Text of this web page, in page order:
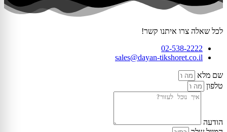
לכל שאלה צרו איתנו קשר!
02-538-2222
sales@dayan-tikshoret.co.il
שם מלא
טלפון
הודעה